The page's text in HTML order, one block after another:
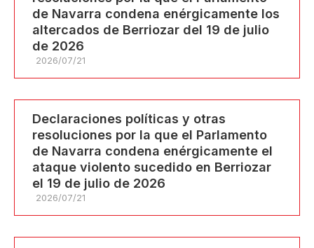
de Navarra condena enérgicamente los
altercados de Berriozar del 19 de julio
de 2026
2026/07/21
Declaraciones políticas y otras
resoluciones por la que el Parlamento
de Navarra condena enérgicamente el
ataque violento sucedido en Berriozar
el 19 de julio de 2026
2026/07/21